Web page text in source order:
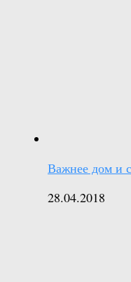
Важнее дом и
28.04.2018